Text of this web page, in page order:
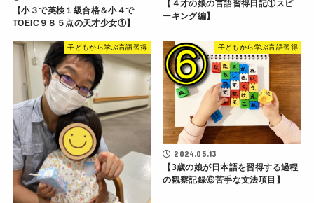
【小３で英検１級合格＆小４で
TOEIC９８５点の天才少女①】
【４才の娘の言語習得日記①スピ
ーキング編】
子どもから学ぶ言語習得 子どもから学ぶ言語習得
2024.05.13
【3歳の娘が日本語を習得する過程
の観察記録⑥苦手な文法項目】